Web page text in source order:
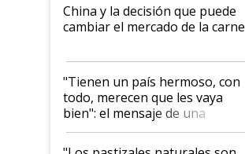
China y la decisión que puede
cambiar el mercado de la carne
"Tienen un país hermoso, con
todo, merecen que les vaya
bien": el mensaje de una
ganadera uruguaya sobre las
oportunidades que se abren